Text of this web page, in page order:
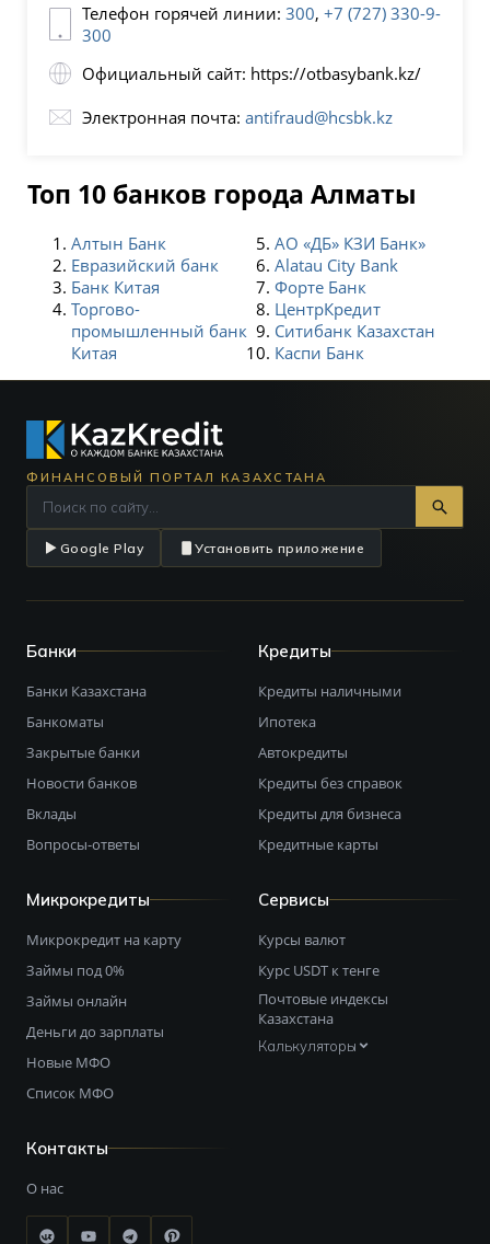
Телефон горячей линии: 300, +7 (727) 330-9-
300
Официальный сайт: https://otbasybank.kz/
Электронная почта: antifraud@hcsbk.kz
Топ 10 банков города Алматы
Алтын Банк
Евразийский банк
Банк Китая
Торгово-
промышленный банк
Китая
АО «ДБ» КЗИ Банк»
Alatau City Bank
Форте Банк
ЦентрКредит
Ситибанк Казахстан
Каспи Банк
ФИНАНСОВЫЙ ПОРТАЛ КАЗАХСТАНА
Google Play Установить приложение
Банки
Банки Казахстана
Банкоматы
Закрытые банки
Новости банков
Вклады
Вопросы-ответы
Кредиты
Кредиты наличными
Ипотека
Автокредиты
Кредиты без справок
Кредиты для бизнеса
Кредитные карты
Микрокредиты
Микрокредит на карту
Займы под 0%
Займы онлайн
Деньги до зарплаты
Новые МФО
Список МФО
Сервисы
Курсы валют
Курс USDT к тенге
Почтовые индексы
Казахстана
Калькуляторы
Контакты
О нас